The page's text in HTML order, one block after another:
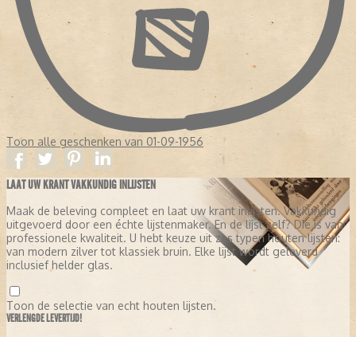
Toon alle geschenken van 01-09-1956
LAAT UW KRANT VAKKUNDIG INLIJSTEN
Maak de beleving compleet en laat uw krant inlijsten. Vakkundig
uitgevoerd door een échte lijstenmaker. En de lijst zelf? Die is van
professionele kwaliteit. U hebt keuze uit zes typen houten lijsten:
van modern zilver tot klassiek bruin. Elke lijst wordt geleverd
inclusief helder glas.
Toon de selectie van echt houten lijsten.
VERLENGDE LEVERTIJD!